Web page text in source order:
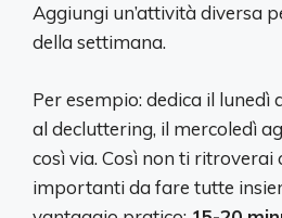
Aggiungi un’attività diversa
della settimana.
Per esempio: dedica il lunedì
al decluttering, il mercoledì
così via. Così non ti ritroverai
importanti da fare tutte